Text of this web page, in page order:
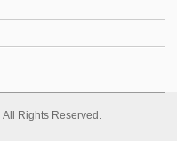
All Rights Reserved.